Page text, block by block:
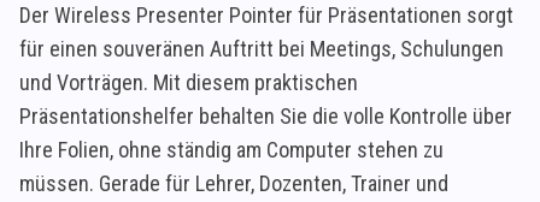
Der Wireless Presenter Pointer für Präsentationen sorgt
für einen souveränen Auftritt bei Meetings, Schulungen
und Vorträgen. Mit diesem praktischen
Präsentationshelfer behalten Sie die volle Kontrolle über
Ihre Folien, ohne ständig am Computer stehen zu
müssen. Gerade für Lehrer, Dozenten, Trainer und